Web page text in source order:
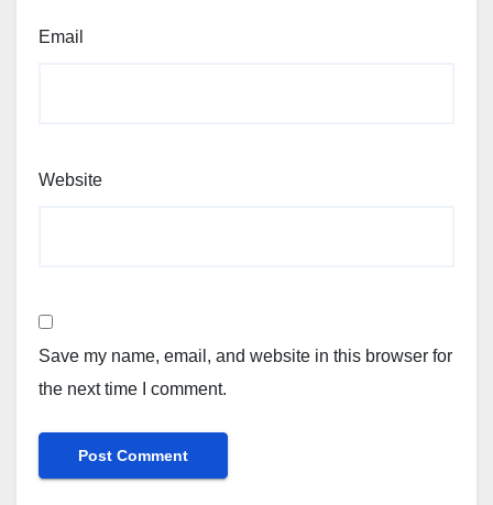
Email
Website
Save my name, email, and website in this browser for
the next time I comment.